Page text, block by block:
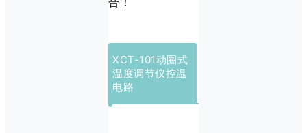
XCT-101动圈式
温度调节仪控温
电路